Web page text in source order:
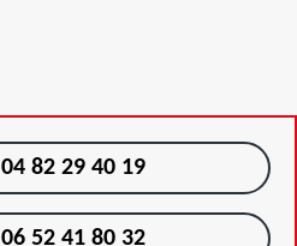
04 82 29 40 19
06 52 41 80 32